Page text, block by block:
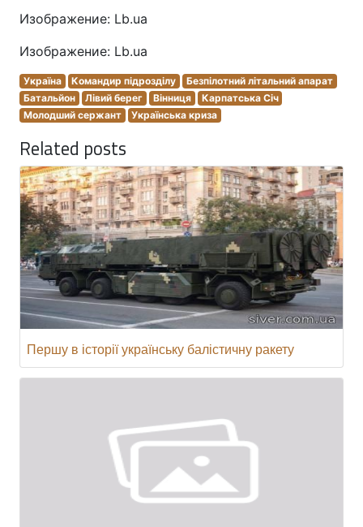
Изображение: Lb.ua
Изображение: Lb.ua
Україна Командир підрозділу
Безпілотний літальний апарат
Батальйон
Лівий берег Вінниця
Карпатська Січ
Молодший сержант
Українська криза
Related posts
Першу в історії українську балістичну ракету